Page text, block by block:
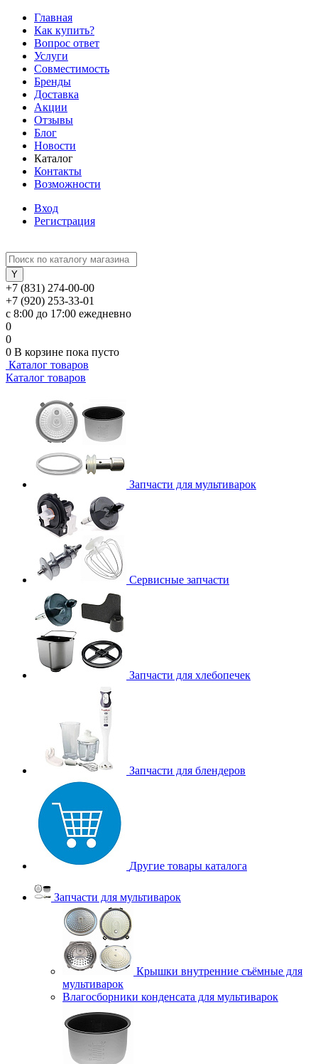
Главная
Как купить?
Вопрос ответ
Услуги
Совместимость
Бренды
Доставка
Акции
Отзывы
Блог
Новости
Каталог
Контакты
Возможности
Вход
Регистрация
+7 (831) 274-00-00
+7 (920) 253-33-01
с 8:00 до 17:00 ежедневно
0
0
0 В корзине пока пусто
Каталог товаров
Каталог товаров
Запчасти для мультиварок
Сервисные запчасти
Запчасти для хлебопечек
Запчасти для блендеров
Другие товары каталога
Запчасти для мультиварок
Крышки внутренние съёмные для
мультиварок
Влагосборники конденсата для мультиварок